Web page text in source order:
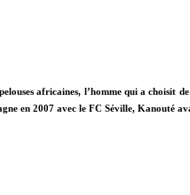
africaines, l’homme qui a
en 2007 avec le FC Séville, Kanouté